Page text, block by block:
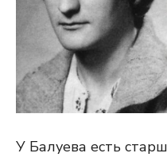
У Балуева есть